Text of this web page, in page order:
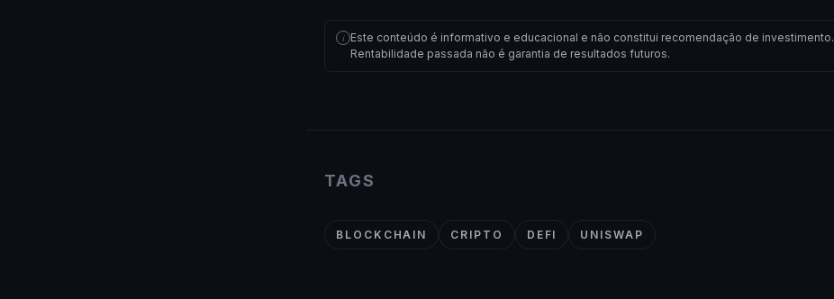
i Este conteúdo é informativo e educacional e não constitui recomendação de investimento.
Rentabilidade passada não é garantia de resultados futuros.
TAGS
BLOCKCHAIN CRIPTO DEFI UNISWAP